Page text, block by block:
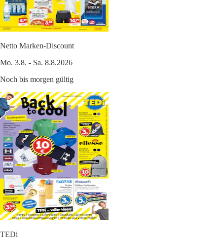
Netto Marken-Discount
Mo. 3.8. - Sa. 8.8.2026
Noch bis morgen gültig
TEDi